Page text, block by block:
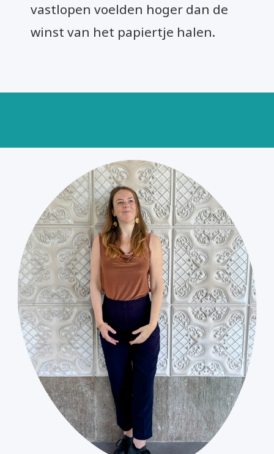
vastlopen voelden hoger dan de
winst van het papiertje halen.